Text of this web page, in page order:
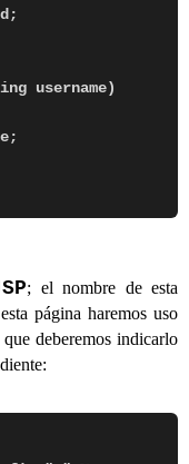
username)
; el nombre de esta
página haremos uso
deberemos indicarlo